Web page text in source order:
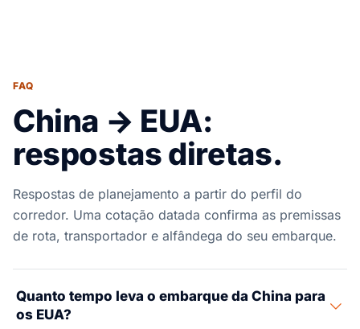
FAQ
China → EUA:
respostas diretas.
Respostas de planejamento a partir do perfil do
corredor. Uma cotação datada confirma as premissas
de rota, transportador e alfândega do seu embarque.
Quanto tempo leva o embarque da China para
os EUA?